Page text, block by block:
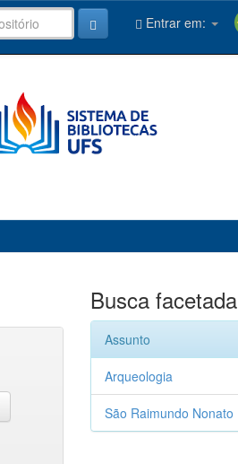
Entrar em:
Busca facetada
Assunto
Arqueologia
São Raimundo Nonato